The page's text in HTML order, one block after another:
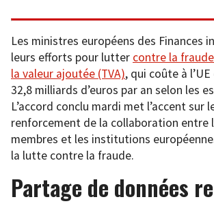
Les ministres européens des Finances
leurs efforts pour lutter contre la
la valeur ajoutée (TVA), qui coûte à
32,8 milliards d’euros par an selon les
L’accord conclu mardi met l’accent sur
renforcement de la collaboration entre
membres et les institutions
la lutte contre la fraude.
Partage de données